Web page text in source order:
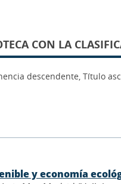
CON LA
descendente, Título
y economía